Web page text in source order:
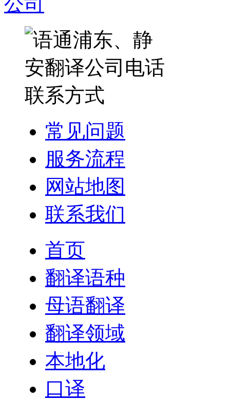
常见问题
服务流程
网站地图
联系我们
首页
翻译语种
母语翻译
翻译领域
本地化
口译